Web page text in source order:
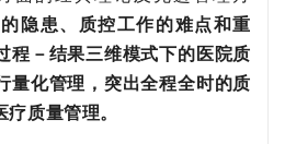
隐患、质控工作的难点和重
程－结果三维模式下的医院质
量化管理，突出全程全时的质
质量管理。